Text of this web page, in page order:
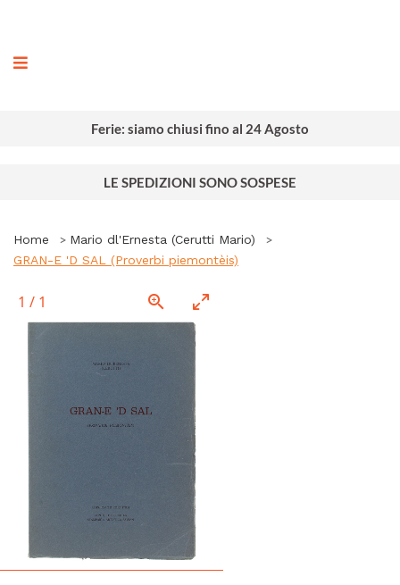
Ferie: siamo chiusi fino al 24 Agosto
LE SPEDIZIONI SONO SOSPESE
Home
Mario dl'Ernesta (Cerutti Mario)
GRAN-E 'D SAL (Proverbi piemontèis)
1 / 1